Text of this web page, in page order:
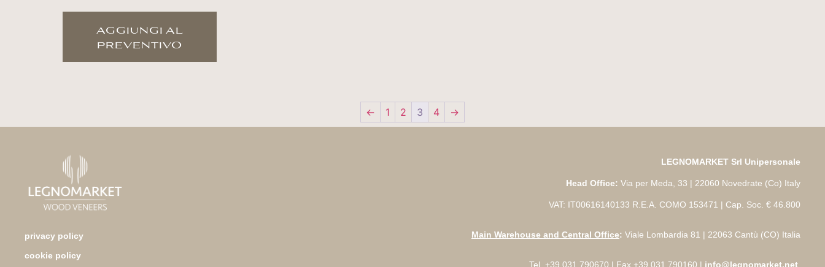
aggiungi al
preventivo
← 1 2 3 4 →
privacy policy
cookie policy
LEGNOMARKET Srl Unipersonale
Head Office: Via per Meda, 33 | 22060 Novedrate (Co) Italy
VAT: IT00616140133 R.E.A. COMO 153471 | Cap. Soc. € 46.800
Main Warehouse and Central Office: Viale Lombardia 81 | 22063 Cantù (CO) Italia
Tel. +39 031.790670 | Fax +39 031.790160 | info@legnomarket.net